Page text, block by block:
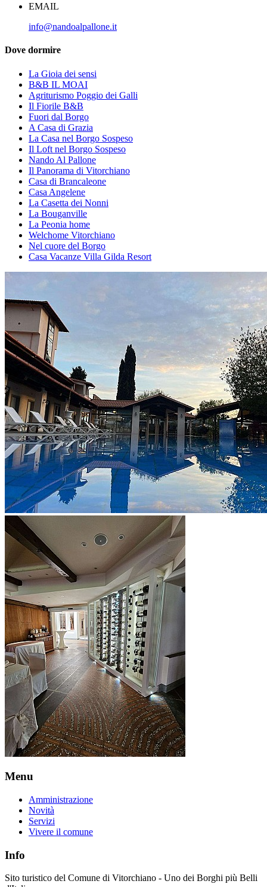
EMAIL
info@nandoalpallone.it
Dove dormire
La Gioia dei sensi
B&B IL MOAI
Agriturismo Poggio dei Galli
Il Fiorile B&B
Fuori dal Borgo
A Casa di Grazia
La Casa nel Borgo Sospeso
Il Loft nel Borgo Sospeso
Nando Al Pallone
Il Panorama di Vitorchiano
Casa di Brancaleone
Casa Angelene
La Casetta dei Nonni
La Bouganville
La Peonia home
Welchome Vitorchiano
Nel cuore del Borgo
Casa Vacanze Villa Gilda Resort
Menu
Amministrazione
Novità
Servizi
Vivere il comune
Info
Sito turistico del Comune di Vitorchiano - Uno dei Borghi più Belli